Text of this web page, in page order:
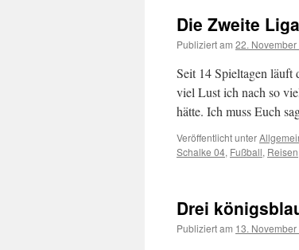
Die Zweite
Publiziert am 22. November
Seit 14 Spieltagen
viel Lust ich nach so
hätte. Ich muss Euch
Veröffentlicht unter
Schalke 04, Fußball, Reisen
Drei
Publiziert am 13. November